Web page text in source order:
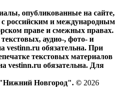
опубликованные на сайте,
российским и международным
праве и смежных правах.
аудио-, фото- и
vestinn.ru обязательна. При
текстовых материалов
vestinn.ru обязательна. Для
Новгород". © 2026